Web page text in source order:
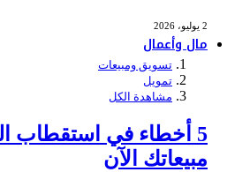
2 يوليو، 2026
مال وأعمال
تسويق ومبيعات
تمويل
مشاهدة الكل
5 أخطاء في استقطاب
مبيعاتك الآن